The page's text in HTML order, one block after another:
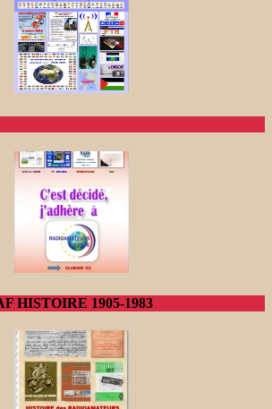
HISTOIRE 1905-1983